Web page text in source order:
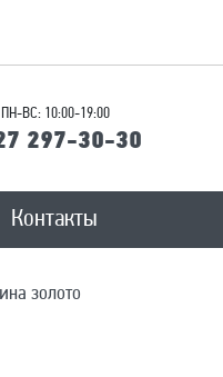
ПН-ВС: 10:00-19:00
297-30-30
Контакты
золото